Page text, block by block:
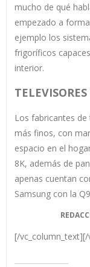
mucho de qué
empezado a
ejemplo los
frigoríficos
interior.
Los fabricantes
más finos, con
espacio en el
8K, además de
apenas cuentan
Samsung con la
[/